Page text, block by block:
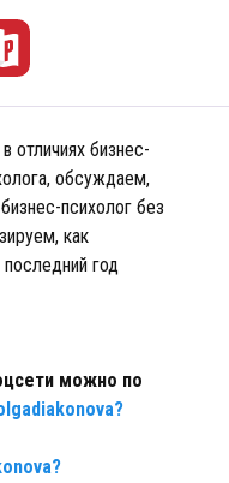
отличиях бизнес-
обсуждаем,
психолог без
как
год
можно по